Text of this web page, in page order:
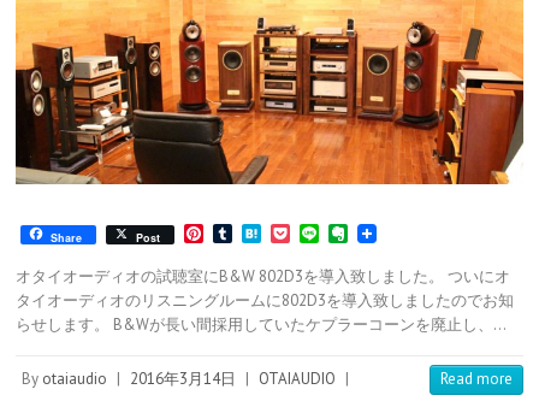
Share Post
P
n
t
e
r
s
t
T
m
l
r
H
t
e
n
a
P
c
k
e
t
L
n
e
E
e
r
n
o
オタイオーディオの試聴室にB&W 802D3を導入致しました。 ついにオ
タイオーディオのリスニングルームに802D3を導入致しましたのでお知
らせします。 B&Wが長い間採用していたケプラーコーンを廃止し、…
By otaiaudio | 2016年3月14日 | OTAIAUDIO | Read more